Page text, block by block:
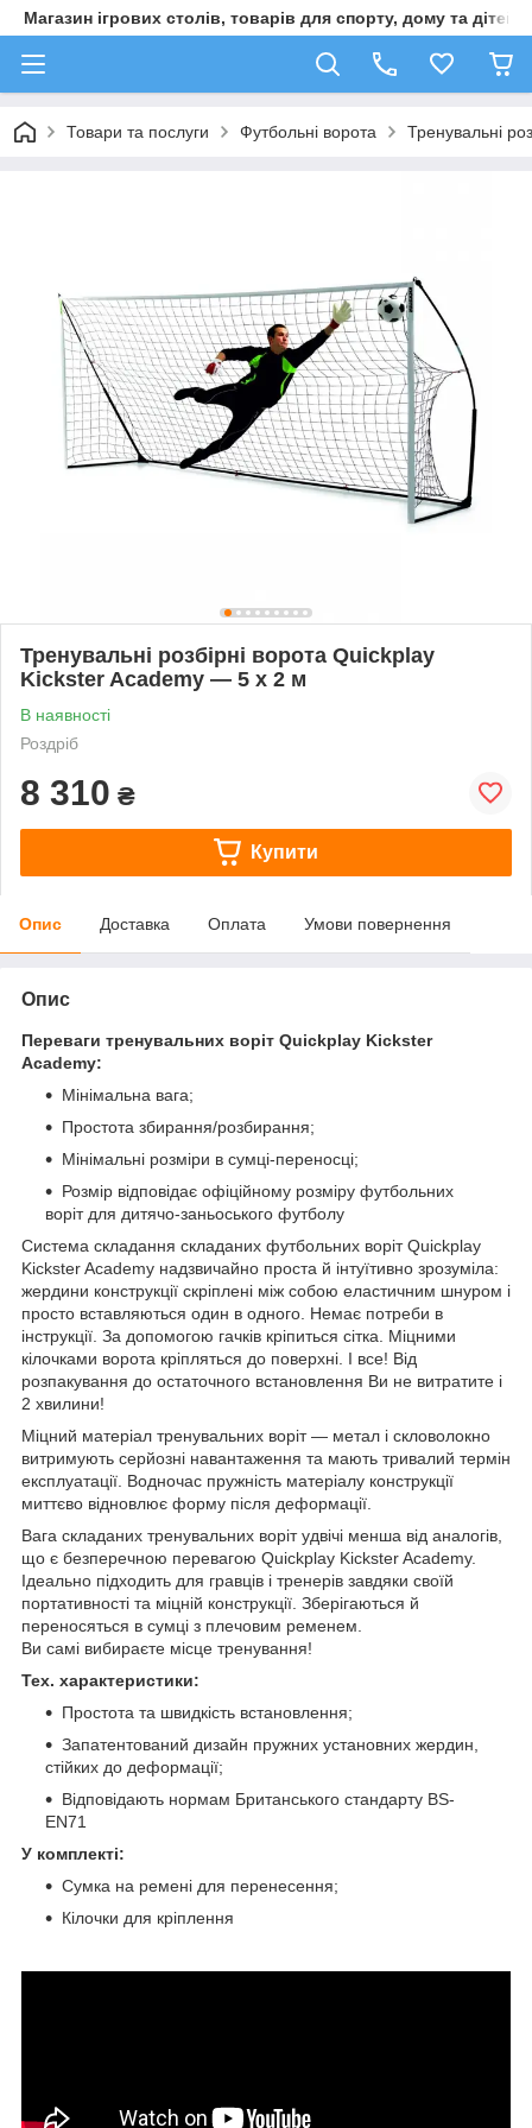
Магазин ігрових столів, товарів для спорту, дому та дітей
Товари та послуги Футбольні ворота Тренувальні
Тренувальні розбірні ворота Quickplay
Kickster Academy — 5 x 2 м
В наявності
Роздріб
8 310 ₴
Купити
Опис Доставка Оплата Умови повернення
Опис
Переваги тренувальних воріт Quickplay Kickster
Academy:
Мінімальна вага;
Простота збирання/розбирання;
Мінімальні розміри в сумці-переносці;
Розмір відповідає офіційному розміру футбольних
воріт для дитячо-заньоського футболу
Система складання складаних футбольних воріт Quickplay
Kickster Academy надзвичайно проста й інтуїтивно зрозуміла:
жердини конструкції скріплені між собою еластичним шнуром і
просто вставляються один в одного. Немає потреби в
інструкції. За допомогою гачків кріпиться сітка. Міцними
кілочками ворота кріпляться до поверхні. І все! Від
розпакування до остаточного встановлення Ви не витратите і
2 хвилини!
Міцний матеріал тренувальних воріт — метал і скловолокно
витримують серйозні навантаження та мають тривалий термін
експлуатації. Водночас пружність матеріалу конструкції
миттєво відновлює форму після деформації.
Вага складаних тренувальних воріт удвічі менша від аналогів,
що є безперечною перевагою Quickplay Kickster Academy.
Ідеально підходить для гравців і тренерів завдяки своїй
портативності та міцній конструкції. Зберігаються й
переносяться в сумці з плечовим ременем.
Ви самі вибираєте місце тренування!
Тех. характеристики:
Простота та швидкість встановлення;
Запатентований дизайн пружних установних жердин,
стійких до деформації;
Відповідають нормам Британського стандарту BS-
EN71
У комплекті:
Сумка на ремені для перенесення;
Кілочки для кріплення